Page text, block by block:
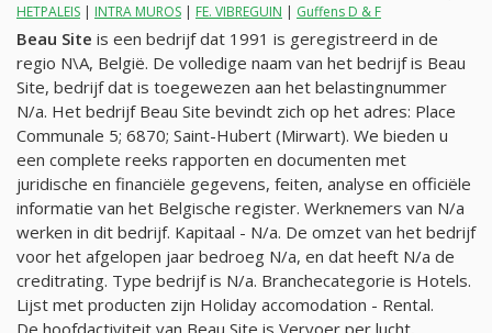
HETPALEIS | INTRA MUROS | FE. VIBREGUIN | Guffens D & F
Beau Site is een bedrijf dat 1991 is geregistreerd in de
regio N\A, België. De volledige naam van het bedrijf is Beau
Site, bedrijf dat is toegewezen aan het belastingnummer
N/a. Het bedrijf Beau Site bevindt zich op het adres: Place
Communale 5; 6870; Saint-Hubert (Mirwart). We bieden u
een complete reeks rapporten en documenten met
juridische en financiële gegevens, feiten, analyse en officiële
informatie van het Belgische register. Werknemers van N/a
werken in dit bedrijf. Kapitaal - N/a. De omzet van het bedrijf
voor het afgelopen jaar bedroeg N/a, en dat heeft N/a de
creditrating. Type bedrijf is N/a. Branchecategorie is Hotels.
Lijst met producten zijn Holiday accomodation - Rental.
De hoofdactiviteit van Beau Site is Vervoer per lucht,